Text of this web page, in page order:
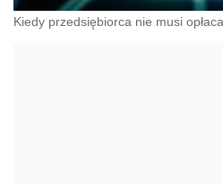
Kiedy przedsiębiorca nie musi